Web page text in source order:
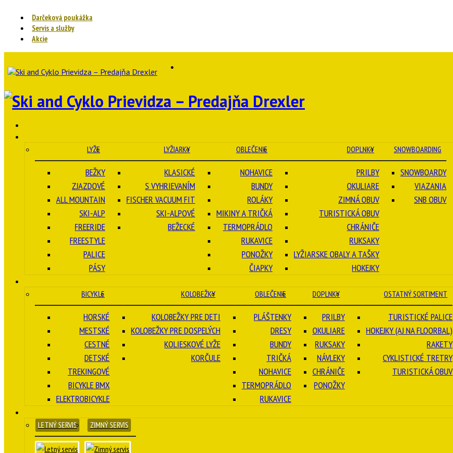
Darčeková poukážka
Servis a služby
Akcie
LYŽE
BEŽKY
ZJAZDOVÉ
ALL MOUNTAIN
SKI-ALP
FREERIDE
FREESTYLE
PALICE
PÁSY
LYŽIARKY
KLASICKÉ
S VYHRIEVANÍM
FISCHER VACUUM FIT
SKI-ALPOVÉ
BEŽECKÉ
OBLEČENIE
NOHAVICE
BUNDY
ROLÁKY
MIKINY A TRIČKÁ
TERMOPRÁDLO
RUKAVICE
PONOŽKY
ČIAPKY
DOPLNKY
PRILBY
OKULIARE
ZIMNÁ OBUV
TURISTICKÁ OBUV
CHRÁNIČE
RUKSAKY
LYŽIARSKE OBALY A TAŠKY
HOKEJKY
SNOWBOARDING
SNOWBOARDY
VIAZANIA
SNB OBUV
BICYKLE
HORSKÉ
MESTSKÉ
CESTNÉ
DETSKÉ
TREKINGOVÉ
BICYKLE BMX
ELEKTROBICYKLE
KOLOBEŽKY
KOLOBEŽKY PRE DETI
KOLOBEŽKY PRE DOSPELÝCH
KOLIESKOVÉ LYŽE
KORČULE
OBLEČENIE
PLÁŠTENKY
DRESY
BUNDY
TRIČKÁ
NOHAVICE
TERMOPRÁDLO
RUKAVICE
DOPLNKY
PRILBY
OKULIARE
RUKSAKY
NÁVLEKY
CHRÁNIČE
PONOŽKY
OSTATNÝ SORTIMENT
TURISTICKÉ PALICE
HOKEJKY (AJ NA FLOORBAL)
RAKETY
CYKLISTICKÉ TRETRY
TURISTICKÁ OBUV
LETNÝ SERVIS ZIMNÝ SERVIS